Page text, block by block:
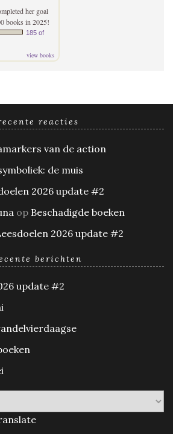
her goal
books in 2025!
185 of
view books
reacties
van de action
de muis
2026 update #2
op Beschadigde boeken
2026 update #2
berichten
update #2